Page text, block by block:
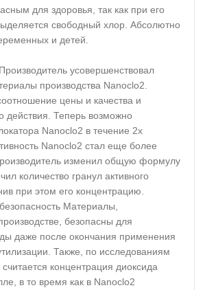
для здоровья, так как при его
свободный хлор. Абсолютно
и детей.
усовершенствовал
производства Nanoclo2.
цены и качества и
действия. Теперь возможно
Nanoclo2 в течение 2х
Nanoclo2 стал еще более
изменил общую формулу
количество гранул активного
при этом его концентрацию.
Материалы,
безопасны для
даже после окончания применения
Также, по исследованиям
концентрация диоксида
в то время как в Nanoclo2